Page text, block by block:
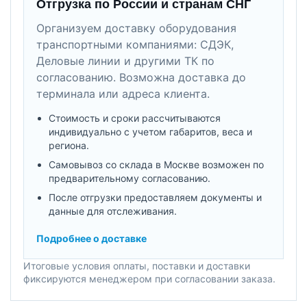
Отгрузка по России и странам СНГ
Организуем доставку оборудования
транспортными компаниями: СДЭК,
Деловые линии и другими ТК по
согласованию. Возможна доставка до
терминала или адреса клиента.
Стоимость и сроки рассчитываются
индивидуально с учетом габаритов, веса и
региона.
Самовывоз со склада в Москве возможен по
предварительному согласованию.
После отгрузки предоставляем документы и
данные для отслеживания.
Подробнее о доставке
Итоговые условия оплаты, поставки и доставки
фиксируются менеджером при согласовании заказа.